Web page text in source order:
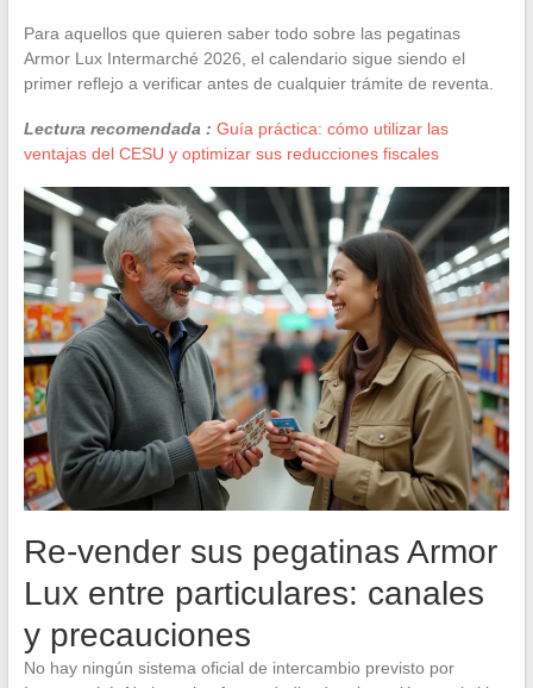
Para aquellos que quieren saber todo sobre las pegatinas
Armor Lux Intermarché 2026, el calendario sigue siendo el
primer reflejo a verificar antes de cualquier trámite de reventa.
Lectura recomendada : Guía práctica: cómo utilizar las
ventajas del CESU y optimizar sus reducciones fiscales
Re-vender sus pegatinas Armor
Lux entre particulares: canales
y precauciones
No hay ningún sistema oficial de intercambio previsto por